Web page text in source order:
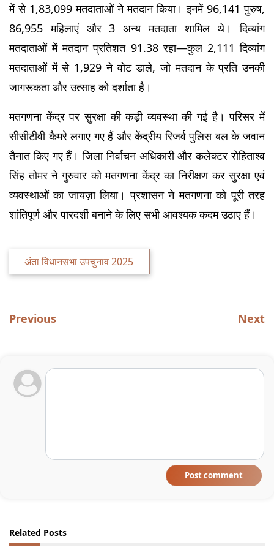
में से 1,83,099 मतदाताओं ने मतदान किया। इनमें 96,141 पुरुष,
86,955 महिलाएं और 3 अन्य मतदाता शामिल थे। दिव्यांग
मतदाताओं में मतदान प्रतिशत 91.38 रहा—कुल 2,111 दिव्यांग
मतदाताओं में से 1,929 ने वोट डाले, जो मतदान के प्रति उनकी
जागरूकता और उत्साह को दर्शाता है।
मतगणना केंद्र पर सुरक्षा की कड़ी व्यवस्था की गई है। परिसर में
सीसीटीवी कैमरे लगाए गए हैं और केंद्रीय रिजर्व पुलिस बल के जवान
तैनात किए गए हैं। जिला निर्वाचन अधिकारी और कलेक्टर रोहिताश्व
सिंह तोमर ने गुरुवार को मतगणना केंद्र का निरीक्षण कर सुरक्षा एवं
व्यवस्थाओं का जायज़ा लिया। प्रशासन ने मतगणना को पूरी तरह
शांतिपूर्ण और पारदर्शी बनाने के लिए सभी आवश्यक कदम उठाए हैं।
अंता विधानसभा उपचुनाव 2025
Previous Next
Post comment
Related Posts